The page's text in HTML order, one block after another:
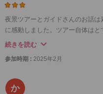
夜景ツアーとガイドさんのお話
に感動しました。ツアー自体は
関しては残念でした。他のツアー
申し込みませんでした。
続きを読む
参加時期 : 2025年2月
か